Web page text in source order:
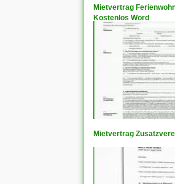
Mietvertrag
Kostenlos Word
Mietvertrag